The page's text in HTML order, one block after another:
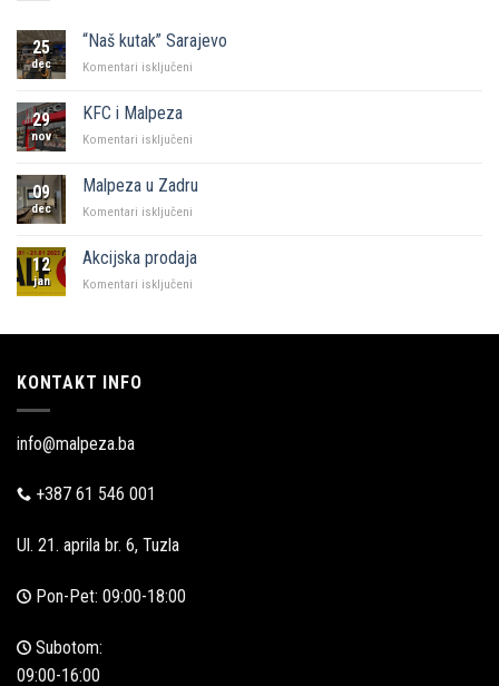
25
dec
“Naš kutak” Sarajevo
Komentari isključeni
29
nov
KFC i Malpeza
Komentari isključeni
Malpeza
09
dec
Malpeza u Zadru
Komentari isključeni
Zadru
12
jan
Akcijska prodaja
Komentari isključeni
KONTAKT INFO
info@malpeza.ba
+387 61 546 001
Ul. 21. aprila br. 6, Tuzla
Pon-Pet: 09:00-18:00
Subotom:
09:00-16:00